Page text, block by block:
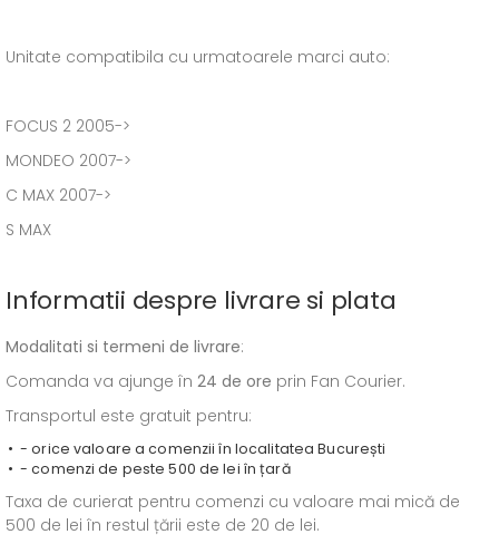
Unitate compatibila cu urmatoarele marci auto:
FOCUS 2 2005->
MONDEO 2007->
C MAX 2007->
S MAX
Informatii despre livrare si plata
Modalitati si termeni de livrare:
Comanda va ajunge în 24 de ore prin Fan Courier.
Transportul este gratuit pentru:
- orice valoare a comenzii în localitatea București
- comenzi de peste 500 de lei în țară
Taxa de curierat pentru comenzi cu valoare mai mică de
500 de lei în restul țării este de 20 de lei.